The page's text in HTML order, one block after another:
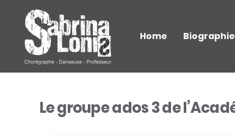
Home Biographie
Le groupe ados 3 de